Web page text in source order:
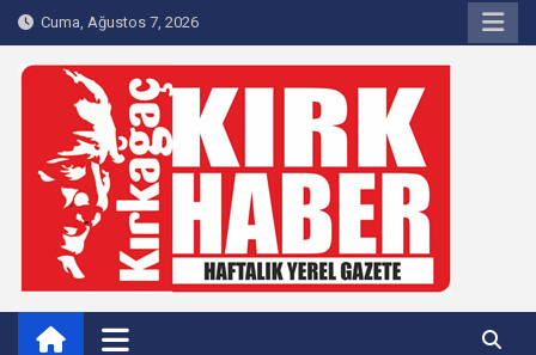
Skip
to
content
Cuma, Ağustos 7, 2026
Kırkağaç 40Haber
Kırkağaç'ın Yerel Haber Sitesi